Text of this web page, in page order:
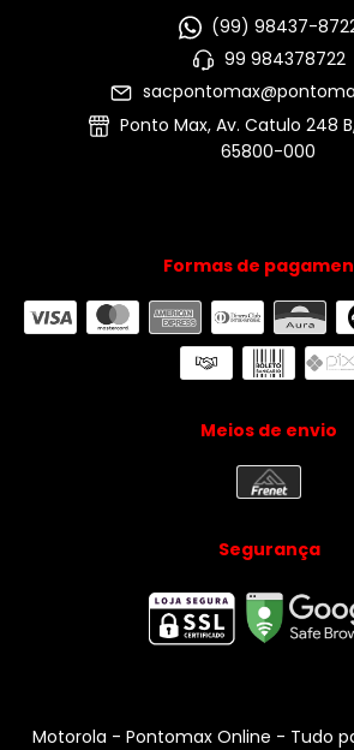
(99) 98437-
99 984378722
Ponto Max, Av. Catulo 248
65800-000
Formas de
Meios de envio
Segurança
Motorola - Pontomax Online - Tudo